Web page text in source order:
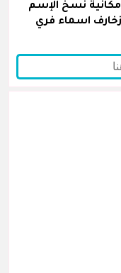
نسخ الإسم
اسماء فري